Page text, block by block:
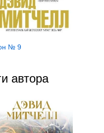
№ 9
автора